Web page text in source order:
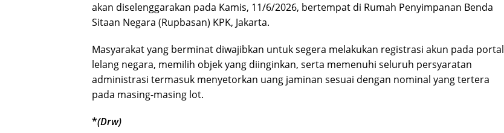
akan diselenggarakan pada Kamis, 11/6/2026, bertempat di Rumah Penyimpanan Benda
Sitaan Negara (Rupbasan) KPK, Jakarta.
Masyarakat yang berminat diwajibkan untuk segera melakukan registrasi akun pada portal
lelang negara, memilih objek yang diinginkan, serta memenuhi seluruh persyaratan
administrasi termasuk menyetorkan uang jaminan sesuai dengan nominal yang tertera
pada masing-masing lot.
*(Drw)